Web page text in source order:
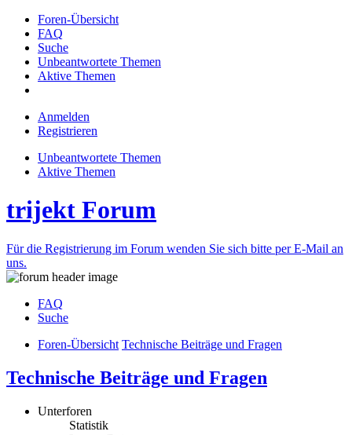
Foren-Übersicht
FAQ
Suche
Unbeantwortete Themen
Aktive Themen
Anmelden
Registrieren
Unbeantwortete Themen
Aktive Themen
trijekt Forum
Für die Registrierung im Forum wenden Sie sich bitte per E-Mail an
uns.
FAQ
Suche
Foren-Übersicht Technische Beiträge und Fragen
Technische Beiträge und Fragen
Unterforen
Statistik